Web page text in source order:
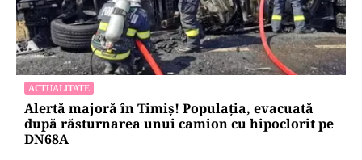
ACTUALITATE
Alertă majoră în Timiș! Populația, evacuată
după răsturnarea unui camion cu hipoclorit pe
DN68A